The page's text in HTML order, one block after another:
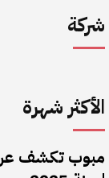
شركة
الأكثر شهرة
مبوب تكشف عن